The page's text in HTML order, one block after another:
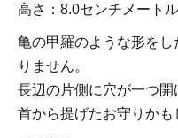
高さ：8.0センチメートル
亀の甲羅のような形を
りません。
長辺の片側に穴が一つ
首から提げたお守りかも